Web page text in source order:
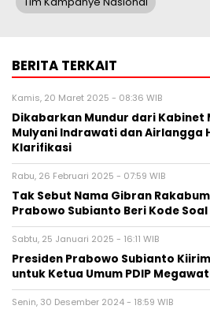
BERITA TERKAIT
Kamis, 20 Maret 2025 - 08:36 WIB
Dikabarkan Mundur dari Kabinet
Mulyani Indrawati dan Airlangga
Klarifikasi
Rabu, 26 Februari 2025 - 07:59 WIB
Tak Sebut Nama Gibran
Prabowo Subianto Beri Kode
Sabtu, 25 Januari 2025 - 16:11 WIB
Presiden Prabowo Subianto
untuk Ketua Umum PDIP
Senin, 30 Desember 2024 - 18:59 WIB